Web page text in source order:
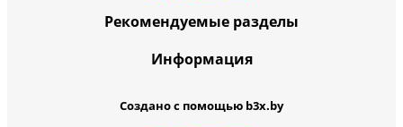
Рекомендуемые разделы
Информация
Создано с помощью b3x.by